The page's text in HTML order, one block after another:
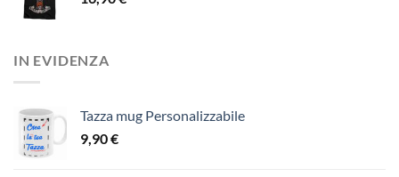
IN EVIDENZA
Tazza mug Personalizzabile
9,90€